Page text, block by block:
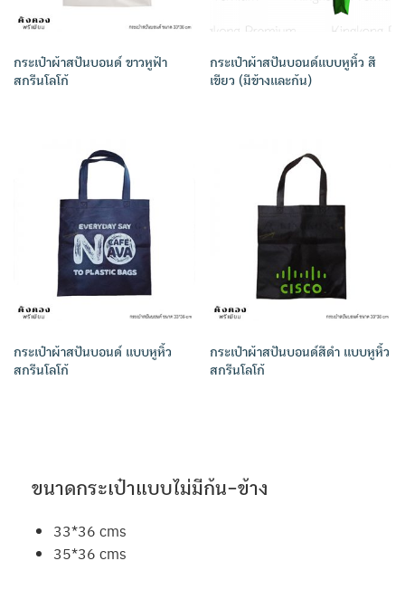
กระเป๋าผ้าสปันบอนด์ ขาวหูฟ้า
สกรีนโลโก้
กระเป๋าผ้าสปันบอนด์แบบหูหิ้ว สี
เขียว (มีข้างและก้น)
กระเป๋าผ้าสปันบอนด์ แบบหูหิ้ว
สกรีนโลโก้
กระเป๋าผ้าสปันบอนด์สีดำ แบบหูหิ้ว
สกรีนโลโก้
ขนาดกระเป๋าแบบไม่มีก้น-ข้าง
33*36 cms
35*36 cms